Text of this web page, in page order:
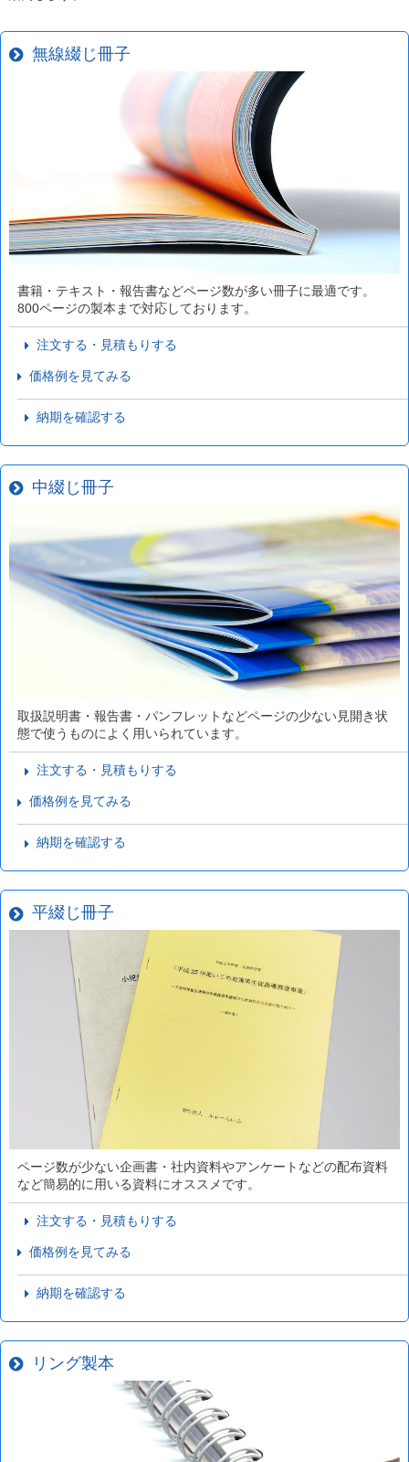
無線綴じ冊子
書籍・テキスト・報告書などページ数が多い冊子に最適です。
800ページの製本まで対応しております。
注文する・見積もりする
価格例を見てみる
納期を確認する
中綴じ冊子
取扱説明書・報告書・パンフレットなどページの少ない見開き状
態で使うものによく用いられています。
注文する・見積もりする
価格例を見てみる
納期を確認する
平綴じ冊子
ページ数が少ない企画書・社内資料やアンケートなどの配布資料
など簡易的に用いる資料にオススメです。
注文する・見積もりする
価格例を見てみる
納期を確認する
リング製本